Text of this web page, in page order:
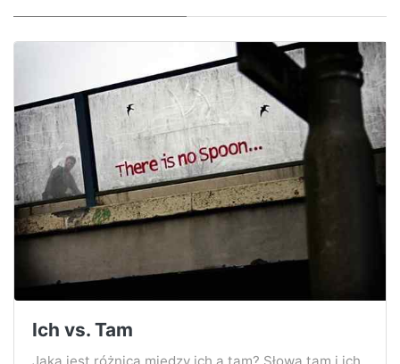
Ich vs. Tam
Jaka jest różnica między ich a tam? Słowa tam i ich